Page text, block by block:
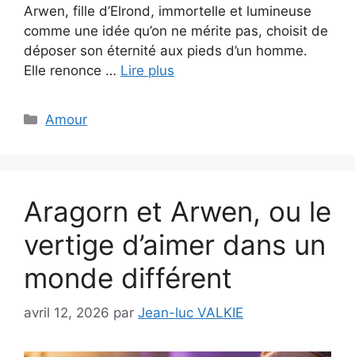
Arwen, fille d’Elrond, immortelle et lumineuse
comme une idée qu’on ne mérite pas, choisit de
déposer son éternité aux pieds d’un homme.
Elle renonce … Lire plus
Catégories
Amour
Aragorn et Arwen, ou le
vertige d’aimer dans un
monde différent
avril 12, 2026 par Jean-luc VALKIE